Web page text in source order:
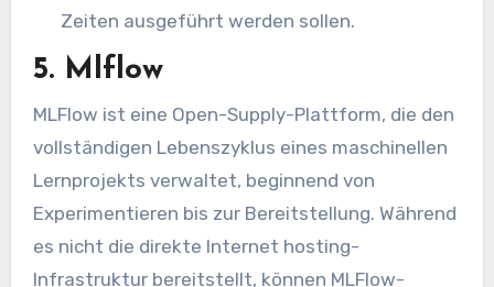
Zeiten ausgeführt werden sollen.
5. Mlflow
MLFlow ist eine Open-Supply-Plattform, die den
vollständigen Lebenszyklus eines maschinellen
Lernprojekts verwaltet, beginnend von
Experimentieren bis zur Bereitstellung. Während
es nicht die direkte Internet hosting-
Infrastruktur bereitstellt, können MLFlow-